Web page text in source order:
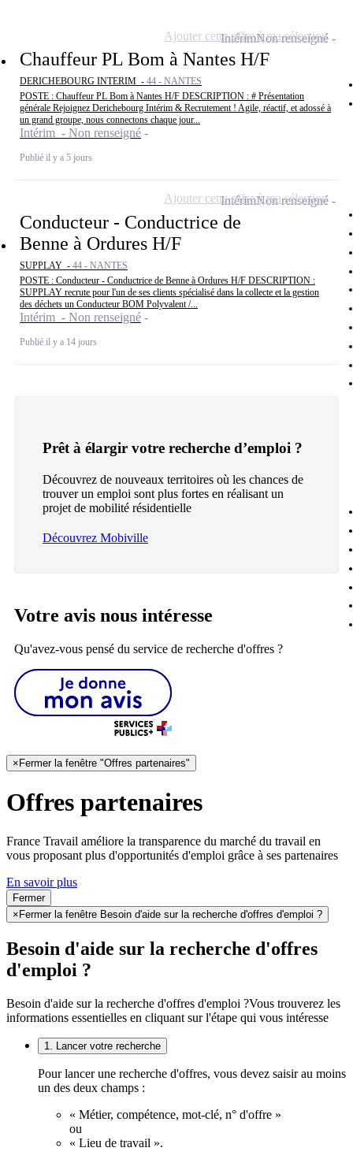
Chauffeur PL Bom à Nantes H/F
DERICHEBOURG INTERIM - 44 - NANTES
POSTE : Chauffeur PL Bom à Nantes H/F DESCRIPTION : # Présentation
générale Rejoignez Derichebourg Intérim & Recrutement ! Agile, réactif, et adossé à
un grand groupe, nous connectons chaque jour...
Intérim - Non renseigné
Publié il y a 5 jours
IntérimNon renseigné
Ajouter cette offre à ma sélection
Conducteur - Conductrice de
Benne à Ordures H/F
SUPPLAY - 44 - NANTES
POSTE : Conducteur - Conductrice de Benne à Ordures H/F DESCRIPTION :
SUPPLAY recrute pour l'un de ses clients spécialisé dans la collecte et la gestion
des déchets un Conducteur BOM Polyvalent /...
Intérim - Non renseigné
Publié il y a 14 jours
IntérimNon renseigné
Ajouter cette offre à ma sélection
Prêt à élargir votre recherche d’emploi ?
Découvrez de nouveaux territoires où les chances de
trouver un emploi sont plus fortes en réalisant un
projet de mobilité résidentielle
Découvrez Mobiville
Votre avis nous intéresse
Qu'avez-vous pensé du service de recherche d'offres ?
× Fermer la fenêtre "Offres partenaires"
Offres partenaires
France Travail améliore la transparence du marché du travail en
vous proposant plus d'opportunités d'emploi grâce à ses partenaires
En savoir plus
Fermer
× Fermer la fenêtre Besoin d'aide sur la recherche d'offres d'emploi ?
Besoin d'aide sur la recherche d'offres
d'emploi ?
Besoin d'aide sur la recherche d'offres d'emploi ?Vous trouverez les
informations essentielles en cliquant sur l'étape qui vous intéresse
1. Lancer votre recherche
Pour lancer une recherche d'offres, vous devez saisir au moins
un des deux champs :
« Métier, compétence, mot-clé, n° d'offre »
ou
« Lieu de travail ».